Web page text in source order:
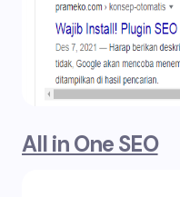
All in One SEO